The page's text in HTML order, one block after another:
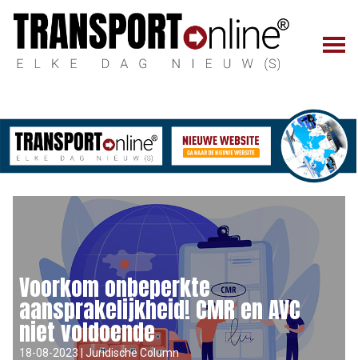
Voorkom onbeperkte
aansprakelijkheid! CMR en AVC
niet voldoende
18-08-2023 | Juridische Column